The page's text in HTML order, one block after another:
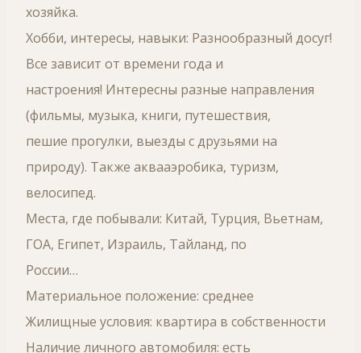
хозяйка.
Хобби, интересы, навыки: Разнообразный досуг!
Все зависит от времени года и
настроения! Интересны разные направления
(фильмы, музыка, книги, путешествия,
пешие прогулки, выезды с друзьями на
природу). Также аквааэробика, туризм,
велосипед.
Места, где побывали: Китай, Турция, Вьетнам,
ГОА, Египет, Израиль, Тайланд, по
России…
Материальное положение: среднее
Жилищные условия: квартира в собственности
Наличие личного автомобиля: есть